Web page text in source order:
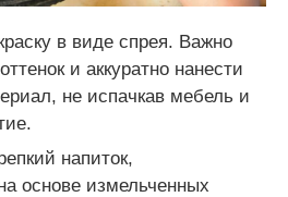
в виде спрея. Важно
и аккуратно нанести
не испачкав мебель и
напиток,
основе измельченных